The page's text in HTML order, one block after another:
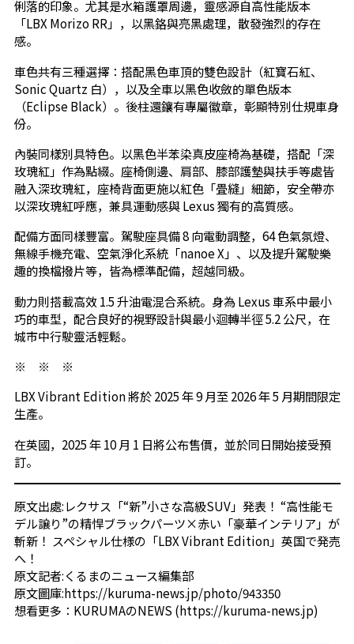
俐落的印象。尤其是水箱護罩周邊，靈感源自高性能版本
「LBX Morizo RR」，以黑鉻與亮黑處理，散發強烈的存在
感。
車色共有三種選擇：搭配黑色車頂的雙色設計（紅寶石紅、
Sonic Quartz 白），以及全車以黑色收斂的單色版本
（Eclipse Black）。後柱還鑲有專屬徽章，彰顯特別仕規車身
份。
內裝同樣別具特色。以黑色半苯染真皮座椅為基礎，搭配「深
玫瑰紅」作為點綴。座椅側邊、肩部、膝部護墊與扶手等處皆
融入深玫瑰紅，座椅背面更施以紅色「畳縫」細節，安全帶亦
以深玫瑰紅呼應，兼具運動感與 Lexus 獨有的高質感。
配備方面同樣豐富。駕駛座具備 8 向電動調整，64 色氣氛燈、
無線手機充電、空氣淨化系統「nanoe X」、以及提升駕駛樂
趣的換檔撥片等，皆為標準配備，超越同級。
動力則搭載高效 1.5 升油電混合系統。身為 Lexus 車系中最小
巧的車型，配合良好的視野設計與最小迴轉半徑 5.2 公尺，在
城市中行駛靈活輕鬆。
※ ※ ※
LBX Vibrant Edition 將於 2025 年 9 月至 2026 年 5 月期間限定
生產。
在英國，2025 年 10 月 1 日將公布售價，並於同日開始接受預
訂。
原文出處:レクサス「“新”小さな高級SUV」発表！ “高性能モ
デル譲り”の精悍ブラックパーツ×赤い「豪華インテリア」が
斬新！ スペシャル仕様の「LBX Vibrant Edition」英国で発売
へ！
原文記者:くるまのニュース編集部
原文圖庫:https://kuruma-news.jp/photo/943350
想看更多： KURUMAのNEWS (https://kuruma-news.jp)